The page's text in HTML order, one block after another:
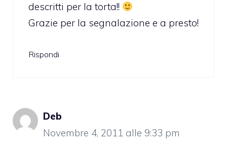
descritti per la torta!!
Grazie per la segnalazione e a presto!
Rispondi
Deb
Novembre 4, 2011 alle 9:33 pm